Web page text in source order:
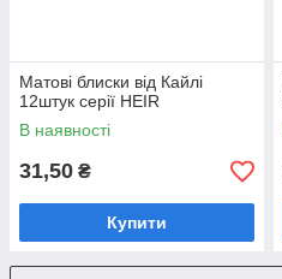
Матові блиски від Кайлі
12штук серії HEIR
В наявності
31,50 ₴
Купити